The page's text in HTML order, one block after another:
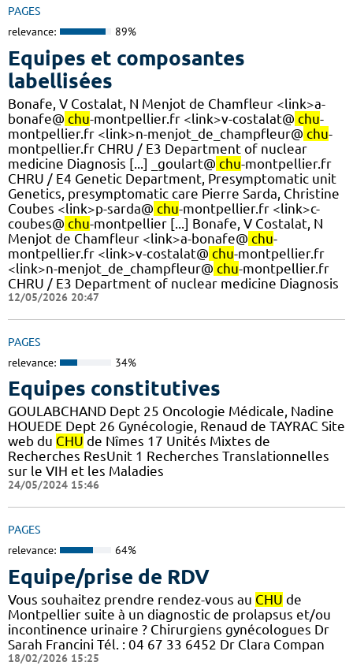
PAGES
relevance: 89%
Equipes et composantes
labellisées
Bonafe, V Costalat, N Menjot de Chamfleur <link>a-
bonafe@ chu-montpellier.fr <link>v-costalat@ chu-
montpellier.fr <link>n-menjot_de_champfleur@ chu-
montpellier.fr CHRU / E3 Department of nuclear
medicine Diagnosis [...] _goulart@ chu-montpellier.fr
CHRU / E4 Genetic Department, Presymptomatic unit
Genetics, presymptomatic care Pierre Sarda, Christine
Coubes <link>p-sarda@ chu-montpellier.fr <link>c-
coubes@ chu-montpellier [...] Bonafe, V Costalat, N
Menjot de Chamfleur <link>a-bonafe@ chu-
montpellier.fr <link>v-costalat@ chu-montpellier.fr
<link>n-menjot_de_champfleur@ chu-montpellier.fr
CHRU / E3 Department of nuclear medicine Diagnosis
12/05/2026 20:47
PAGES
relevance: 34%
Equipes constitutives
GOULABCHAND Dept 25 Oncologie Médicale, Nadine
HOUEDE Dept 26 Gynécologie, Renaud de TAYRAC Site
web du CHU de Nîmes 17 Unités Mixtes de
Recherches ResUnit 1 Recherches Translationnelles
sur le VIH et les Maladies
24/05/2024 15:46
PAGES
relevance: 64%
Equipe/prise de RDV
Vous souhaitez prendre rendez-vous au CHU de
Montpellier suite à un diagnostic de prolapsus et/ou
incontinence urinaire ? Chirurgiens gynécologues Dr
Sarah Francini Tél. : 04 67 33 6452 Dr Clara Compan
18/02/2026 15:25